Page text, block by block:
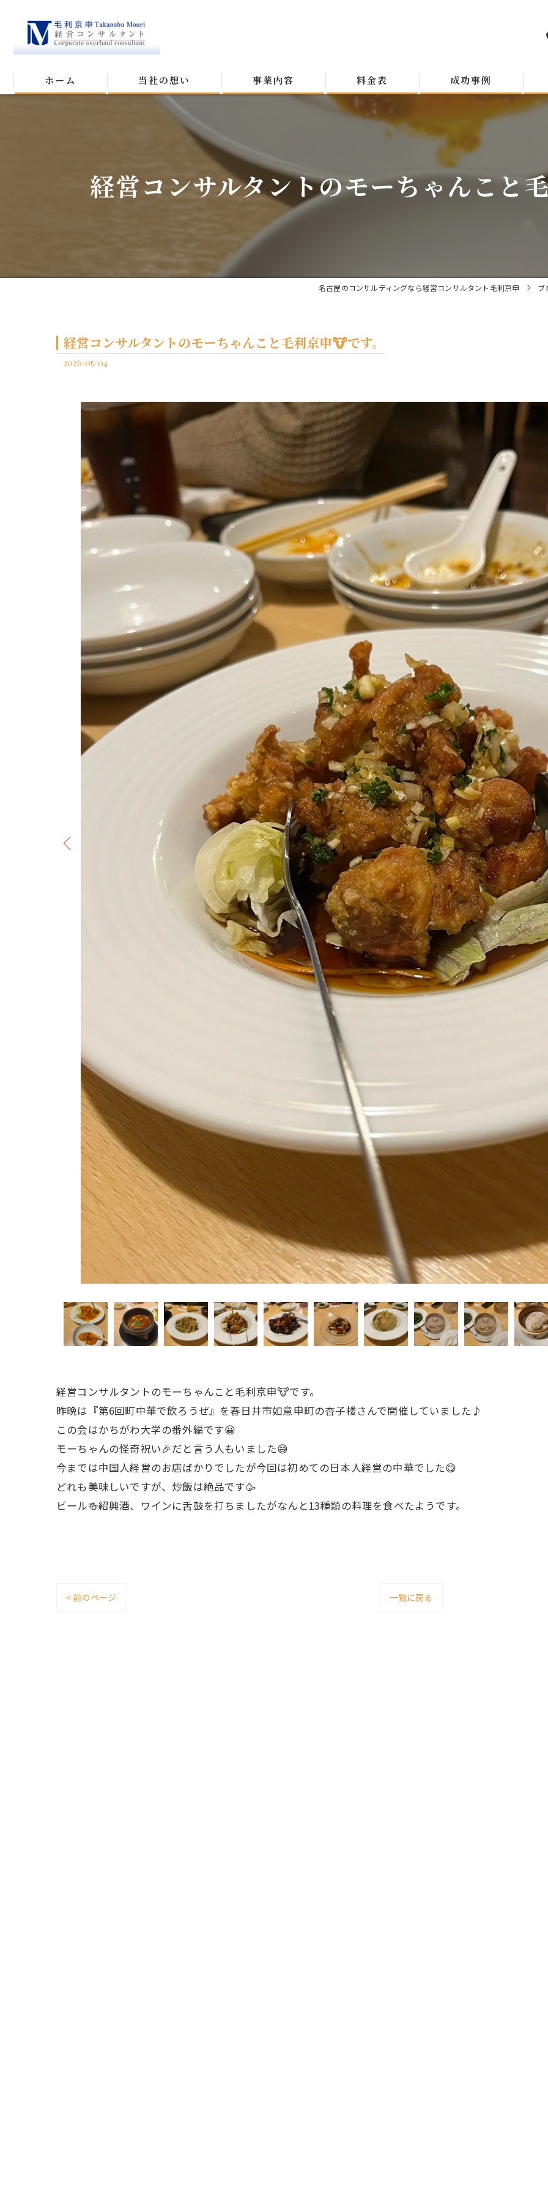
ホーム 当社の想い 事業内容 料金表 成功事例
経営コンサルタントのモーちゃんこと
名古屋のコンサルティングなら経営コンサルタント毛利京申 ブ
経営コンサルタントのモーちゃんこと毛利京申🐮です。
2026/05/04
経営コンサルタントのモーちゃんこと毛利京申🐮です。
昨晩は『第6回町中華で飲ろうぜ』を春日井市如意申町の杏子楼さんで開催していました♪
この会はかちがわ大学の番外編です😀
モーちゃんの怪奇祝い🎉だと言う人もいました😅
今までは中国人経営のお店ばかりでしたが今回は初めての日本人経営の中華でした😋
どれも美味しいですが、炒飯は絶品です🥳
ビール🍻紹興酒、ワインに舌鼓を打ちましたがなんと13種類の料理を食べたようです。
< 前のページ 一覧に戻る